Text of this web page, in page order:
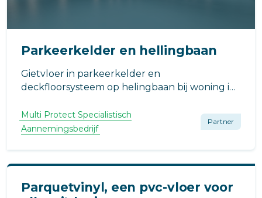
Parkeerkelder en hellingbaan
Gietvloer in parkeerkelder en
deckfloorsysteem op helingbaan bij woning in
Multi Protect Specialistisch
Aannemingsbedrijf
Partner
Parquetvinyl, een pvc-vloer voor